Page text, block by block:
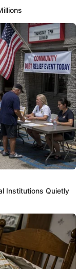
que
podemos
se
mencionó que
mujer con la que
Gianella Neyrase
Ella sentía
que cada
y viajando
igual, pero yo